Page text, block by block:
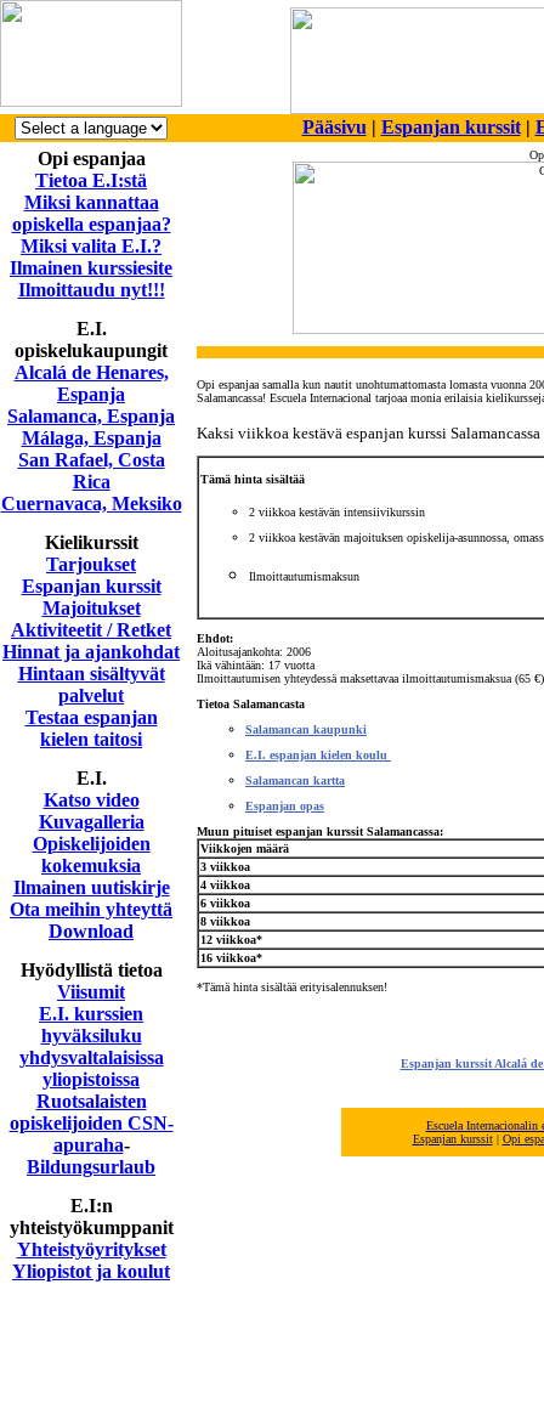
Pääsivu | Espanjan kurssit|
Opi espanjaa
Tietoa E.I:stä
Miksi kannattaa
opiskella espanjaa?
Miksi valita E.I.?
Ilmainen kurssiesite
Ilmoittaudu nyt!!!
E.I.
opiskelukaupungit
Alcalá de Henares,
Espanja
Salamanca, Espanja
Málaga, Espanja
San Rafael, Costa
Rica
Cuernavaca, Meksiko
Kielikurssit
Tarjoukset
Espanjan kurssit
Majoitukset
Aktiviteetit / Retket
Hinnat ja ajankohdat
Hintaan sisältyvät
palvelut
Testaa espanjan
kielen taitosi
E.I.
Katso video
Kuvagalleria
Opiskelijoiden
kokemuksia
Ilmainen uutiskirje
Ota meihin yhteyttä
Download
Hyödyllistä tietoa
Viisumit
E.I. kurssien
hyväksiluku
yhdysvaltalaisissa
yliopistoissa
Ruotsalaisten
opiskelijoiden CSN-
apuraha-
Bildungsurlaub
E.I:n
yhteistyökumppanit
Yhteistyöyritykset
Yliopistot ja koulut
Opi espanjaa samalla kun nautit unohtumattomasta lomasta vuonna
Salamancassa! Escuela Internacional tarjoaa monia erilaisia
Kaksi viikkoa kestävä espanjan kurssi Salamancassa
Tämä hinta sisältää
2 viikkoa kestävän intensiivikurssin
2 viikkoa kestävän majoituksen opiskelija-asunnossa,
Ilmoittautumismaksun
Ehdot:
Aloitusajankohta: 2006
Ikä vähintään: 17 vuotta
Ilmoittautumisen yhteydessä maksettavaa ilmoittautumismaksua (65
Tietoa Salamancasta
Salamancan kaupunki
E.I. espanjan kielen koulu
Salamancan kartta
Espanjan opas
Muun pituiset espanjan kurssit Salamancassa:
Viikkojen määrä
3 viikkoa
4 viikkoa
6 viikkoa
8 viikkoa
12 viikkoa*
16 viikkoa*
*Tämä hinta sisältää erityisalennuksen!
Espanjan kurssit Alcalá de
Escuela
Espanjankurssit| Opi